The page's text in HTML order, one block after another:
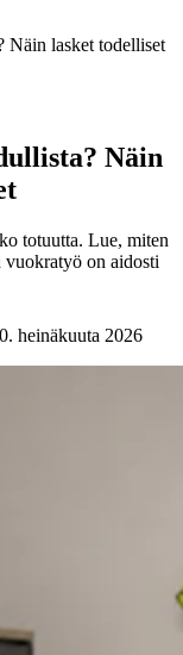
Näin lasket todelliset
Näin
totuutta. Lue, miten
on aidosti
heinäkuuta 2026